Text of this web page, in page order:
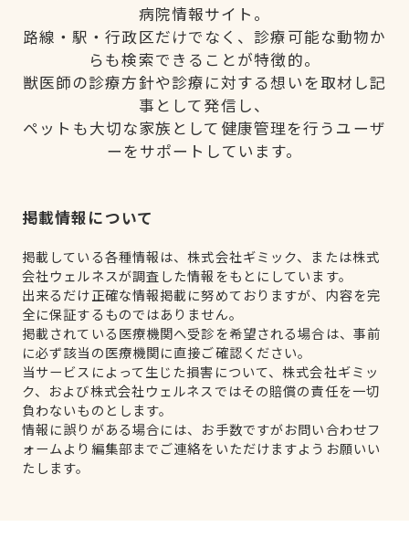
病院情報サイト。
路線・駅・行政区だけでなく、診療可能な動物か
らも検索できることが特徴的。
獣医師の診療方針や診療に対する想いを取材し記
事として発信し、
ペットも大切な家族として健康管理を行うユーザ
ーをサポートしています。
掲載情報について
掲載している各種情報は、株式会社ギミック、または株式
会社ウェルネスが調査した情報をもとにしています。
出来るだけ正確な情報掲載に努めておりますが、内容を完
全に保証するものではありません。
掲載されている医療機関へ受診を希望される場合は、事前
に必ず該当の医療機関に直接ご確認ください。
当サービスによって生じた損害について、株式会社ギミッ
ク、および株式会社ウェルネスではその賠償の責任を一切
負わないものとします。
情報に誤りがある場合には、お手数ですがお問い合わせフ
ォームより編集部までご連絡をいただけますようお願いい
たします。